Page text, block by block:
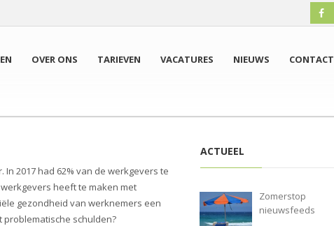
OVER ONS TARIEVEN VACATURES NIEUWS CONTACT
2017 had 62% van de werkgevers te
heeft te maken met
gezondheid van werknemers een
problematische schulden?
ACTUEEL
Zomerstop
nieuwsfeeds